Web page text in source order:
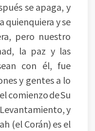
se apaga, y
quienquiera y se
pero nuestro
la paz y las
con él, fue
y gentes a lo
comienzo de Su
y
(el Corán) es el